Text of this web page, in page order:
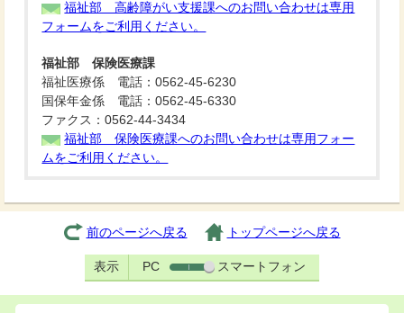
福祉部 高齢障がい支援課へのお問い合わせは専用
フォームをご利用ください。
福祉部 保険医療課
福祉医療係 電話：0562-45-6230
国保年金係 電話：0562-45-6330
ファクス：0562-44-3434
福祉部 保険医療課へのお問い合わせは専用フォー
ムをご利用ください。
前のページへ戻る トップページへ戻る
表示 PC スマートフォン